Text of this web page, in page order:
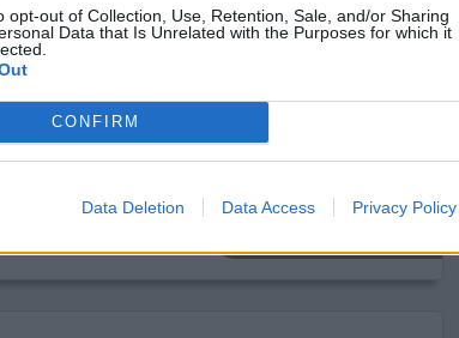
opt-out of Collection, Use, Retention, Sale, and/or Sharing
Data that Is Unrelated with the Purposes for which it
CONFIRM
Data Deletion Data Access Privacy Policy
aanwijzingen dat omega-3-supplementen
van ADHD. Wat is Omega-3? Omega
De bekendste zijn het plantaardige alfa-
(DHA). De vette vissoorten
belangrijke bronnen. Vissen halen de EPA
direct uit algen.